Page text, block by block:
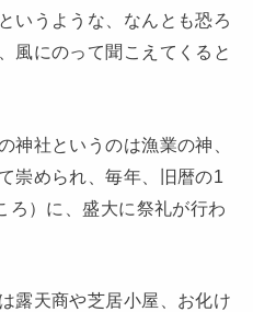
いうような、なんとも恐ろ
風にのって聞こえてくると
神社というのは漁業の神、
崇められ、毎年、旧暦の1
ろ）に、盛大に祭礼が行わ
露天商や芝居小屋、お化け